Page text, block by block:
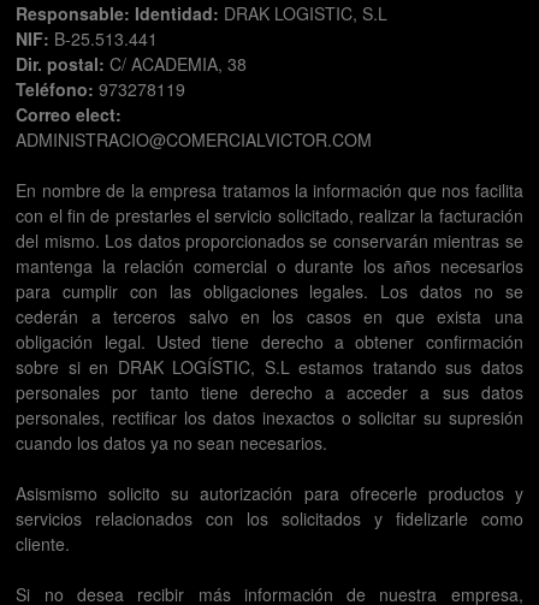
Responsable: Identidad: DRAK LOGISTIC, S.L
NIF: B-25.513.441
Dir. postal: C/ ACADEMIA, 38
Teléfono: 973278119
Correo elect:
ADMINISTRACIO@COMERCIALVICTOR.COM
En nombre de la empresa tratamos la información que nos facilita
con el fin de prestarles el servicio solicitado, realizar la facturación
del mismo. Los datos proporcionados se conservarán mientras se
mantenga la relación comercial o durante los años necesarios
para cumplir con las obligaciones legales. Los datos no se
cederán a terceros salvo en los casos en que exista una
obligación legal. Usted tiene derecho a obtener confirmación
sobre si en DRAK LOGÍSTIC, S.L estamos tratando sus datos
personales por tanto tiene derecho a acceder a sus datos
personales, rectificar los datos inexactos o solicitar su supresión
cuando los datos ya no sean necesarios.
Asismismo solicito su autorización para ofrecerle productos y
servicios relacionados con los solicitados y fidelizarle como
cliente.
Si no desea recibir más información de nuestra empresa,